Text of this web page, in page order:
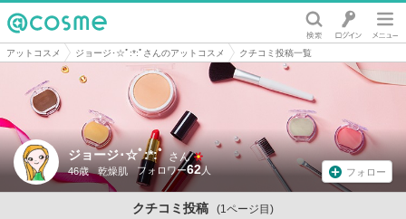
@cosme
アットコスメ ジョージ･☆ﾟ:*:ﾟさんのアットコスメ クチコミ投稿一覧
ジョージ･☆ﾟ:*:ﾟ さん
46歳 乾燥肌 62 フォロー
クチコミ投稿 (1ページ目)